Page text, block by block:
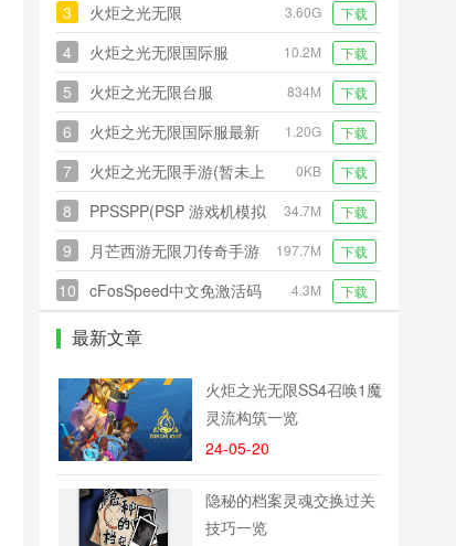
3 火炬之光无限 3.60G 下载
4 火炬之光无限国际服 10.2M 下载
5 火炬之光无限台服 834M 下载
6
火炬之光无限国际服最新
版本
1.20G 下载
7
火炬之光无限手游(暂未上
线)
0KB 下载
8
PPSSPP(PSP 游戏机模拟
器)
34.7M 下载
9 月芒西游无限刀传奇手游 197.7M 下载
10
cFosSpeed中文免激活码
无限制版
4.3M 下载
最新文章
火炬之光无限SS4召唤1魔
灵流构筑一览
24-05-20
隐秘的档案灵魂交换过关
技巧一览